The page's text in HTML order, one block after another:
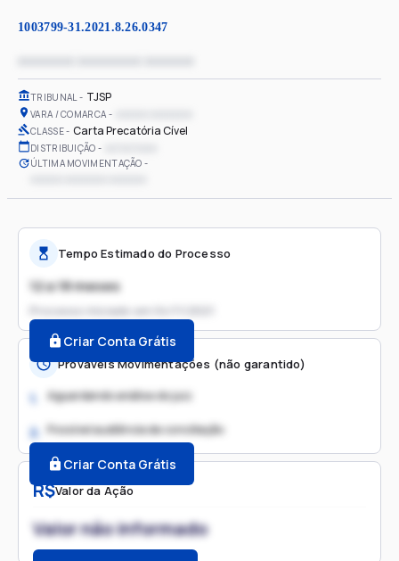
1003799-31.2021.8.26.0347
TRIBUNAL TJSP
VARA / COMARCA
CLASSE Carta Precatória Cível
DISTRIBUIÇÃO
ÚLTIMA MOVIMENTAÇÃO
R$Valor da Ação
Valor não informado
Tempo Estimado do Processo
12 a 18 meses
Processo iniciado em
Criar Conta Grátis
Prováveis Movimentações (não garantido)
1. Aguardando análise do juiz
2. Possível audiência de conciliação
Criar Conta Grátis